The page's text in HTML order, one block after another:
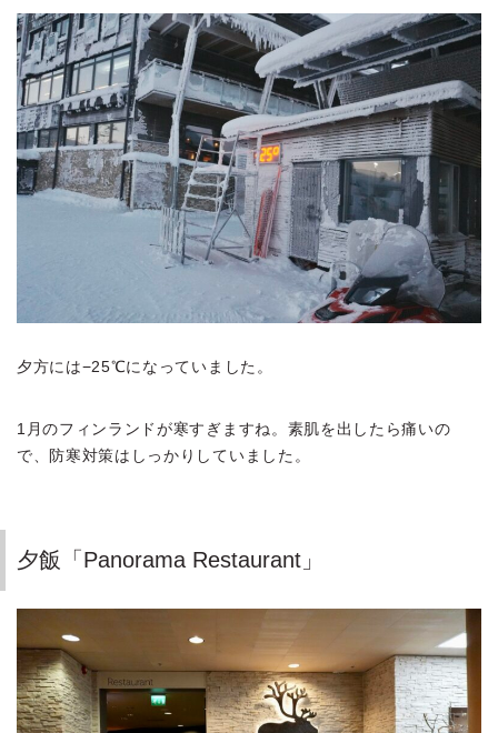
夕方には−25℃になっていました。
1月のフィンランドが寒すぎますね。素肌を出したら痛いの
で、防寒対策はしっかりしていました。
夕飯「Panorama Restaurant」